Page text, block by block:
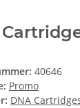
40646
Promo
DNA